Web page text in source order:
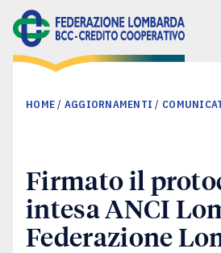
La Federazione
Banche associate
HOME/ AGGIORNAMENTI /
Firmato il
intesa ANCI
Federazione